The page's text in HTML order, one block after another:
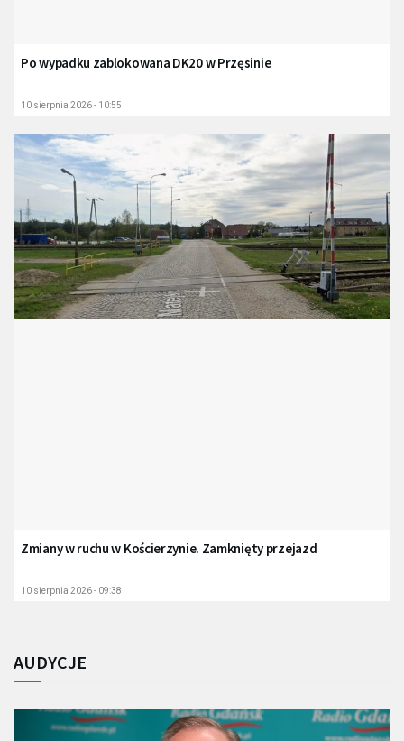
Po wypadku zablokowana DK20 w Przęsinie
10 sierpnia 2026 - 10:55
Zmiany w ruchu w Kościerzynie. Zamknięty przejazd
10 sierpnia 2026 - 09:38
AUDYCJE